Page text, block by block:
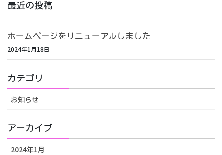
最近の投稿
ホームページをリニューアルしました
2024年1月18日
カテゴリー
お知らせ
アーカイブ
2024年1月